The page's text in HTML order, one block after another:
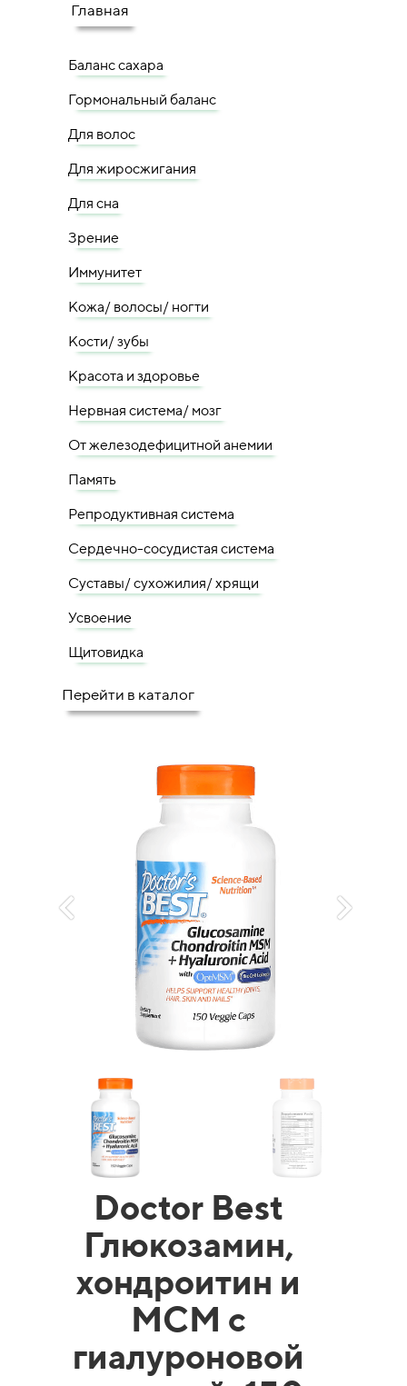
Главная
Баланс сахара
Гормональный баланс
Для волос
Для жиросжигания
Для сна
Зрение
Иммунитет
Кожа/ волосы/ ногти
Кости/ зубы
Красота и здоровье
Нервная система/ мозг
От железодефицитной анемии
Память
Репродуктивная система
Сердечно-сосудистая система
Суставы/ сухожилия/ хрящи
Усвоение
Щитовидка
Перейти в каталог
Doctor Best
Глюкозамин,
хондроитин и
МСМ с
гиалуроновой